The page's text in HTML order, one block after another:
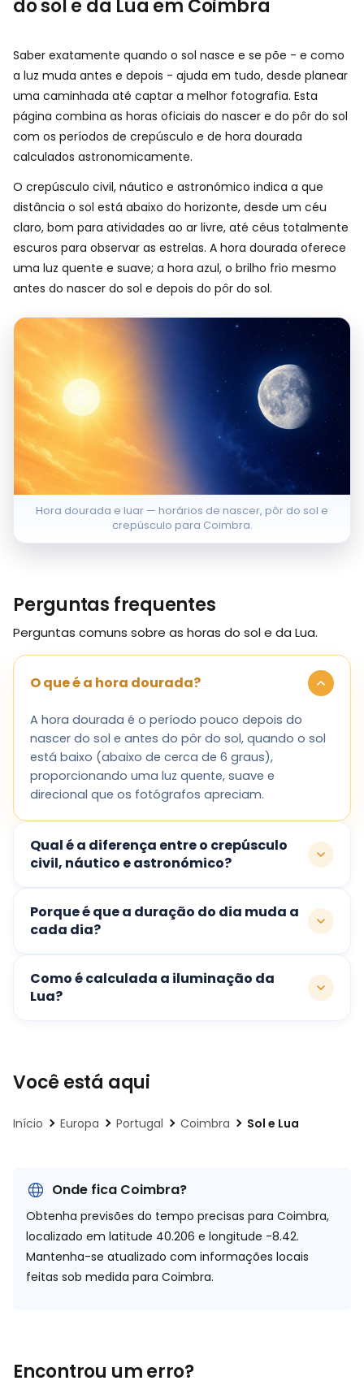
do sol e da Lua em Coimbra
Saber exatamente quando o sol nasce e se põe - e como
a luz muda antes e depois - ajuda em tudo, desde planear
uma caminhada até captar a melhor fotografia. Esta
página combina as horas oficiais do nascer e do pôr do sol
com os períodos de crepúsculo e de hora dourada
calculados astronomicamente.
O crepúsculo civil, náutico e astronómico indica a que
distância o sol está abaixo do horizonte, desde um céu
claro, bom para atividades ao ar livre, até céus totalmente
escuros para observar as estrelas. A hora dourada oferece
uma luz quente e suave; a hora azul, o brilho frio mesmo
antes do nascer do sol e depois do pôr do sol.
Hora dourada e luar — horários de nascer, pôr do sol e
crepúsculo para Coimbra.
Perguntas frequentes
Perguntas comuns sobre as horas do sol e da Lua.
O que é a hora dourada?
A hora dourada é o período pouco depois do
nascer do sol e antes do pôr do sol, quando o sol
está baixo (abaixo de cerca de 6 graus),
proporcionando uma luz quente, suave e
direcional que os fotógrafos apreciam.
Qual é a diferença entre o crepúsculo
civil, náutico e astronómico?
Porque é que a duração do dia muda a
cada dia?
Como é calculada a iluminação da
Lua?
Você está aqui
Início Europa Portugal Coimbra Sol e Lua
Onde fica Coimbra?
Obtenha previsões do tempo precisas para Coimbra,
localizado em latitude 40.206 e longitude -8.42.
Mantenha-se atualizado com informações locais
feitas sob medida para Coimbra.
Encontrou um erro?